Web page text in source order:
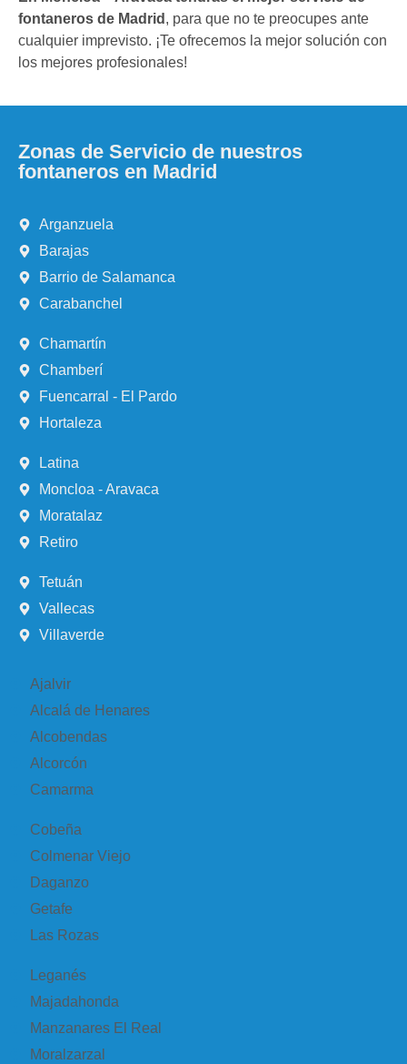
fontaneros de Madrid , para que no te preocupes ante
cualquier imprevisto. ¡Te ofrecemos la mejor solución con
los mejores profesionales!
Zonas de Servicio de nuestros
fontaneros en Madrid
Arganzuela
Barajas
Barrio de Salamanca
Carabanchel
Chamartín
Chamberí
Fuencarral - El Pardo
Hortaleza
Latina
Moncloa - Aravaca
Moratalaz
Retiro
Tetuán
Vallecas
Villaverde
Ajalvir
Alcalá de Henares
Alcobendas
Alcorcón
Camarma
Cobeña
Colmenar Viejo
Daganzo
Getafe
Las Rozas
Leganés
Majadahonda
Manzanares El Real
Moralzarzal